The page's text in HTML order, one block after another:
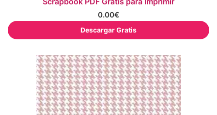
0.00€
Descargar Gratis